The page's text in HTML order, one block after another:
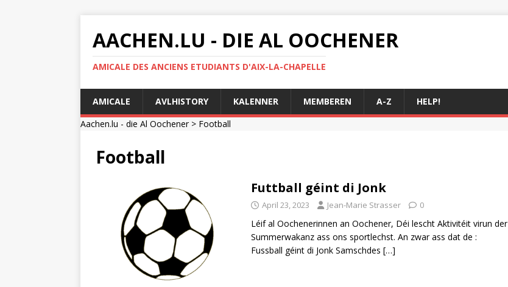
AACHEN.LU - DIE AL OOCHENER
AMICALE DES ANCIENS ETUDIANTS D'AIX-LA-CHAPELLE
AMICALE AVLHISTORY KALENNER MEMBEREN A-Z
HELP!
Aachen.lu - die Al Oochener> Football
Football
Futtball géint di Jonk
April 23, 2023 Jean-Marie Strasser 0
Léif al Oochenerinnen an Oochener, Déi lescht Aktivitéit virun der
Summerwakanz ass ons sportlechst. An zwar ass dat de :
Fussball géint di Jonk Samschdes […]